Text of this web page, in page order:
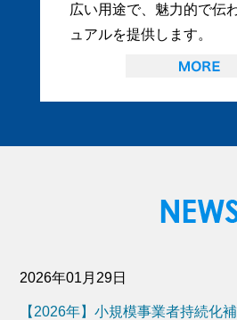
広い用途で、魅力的で伝
ュアルを提供します。
2026年01月29日
【2026年】小規模事業者持続化